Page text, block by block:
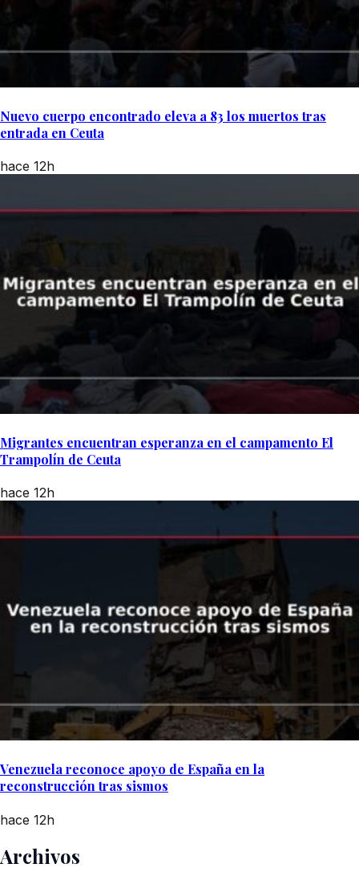
Nuevo cuerpo encontrado eleva a 83 los muertos tras
entrada en Ceuta
hace 12h
Migrantes encuentran esperanza en el campamento El
Trampolín de Ceuta
hace 12h
Venezuela reconoce apoyo de España en la
reconstrucción tras sismos
hace 12h
Archivos